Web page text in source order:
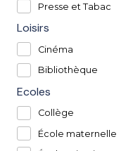
Presse et Tabac
Loisirs
Cinéma
Bibliothèque
Ecoles
Collège
École maternelle